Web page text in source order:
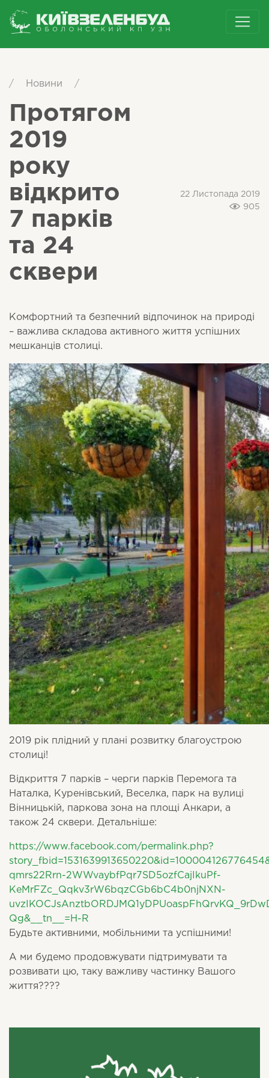
/ Новини /
Протягом
2019
року
відкрито
7 парків
та 24
сквери
22 Листопада 2019
905
Комфортний та безпечний відпочинок на природі
– важлива складова активного життя успішних
мешканців столиці.
2019 рік плідний у плані розвитку благоустрою
столиці!
Відкриття 7 парків – черги парків Перемога та
Наталка, Куренівський, Веселка, парк на вулиці
Вінницькій, паркова зона на площі Анкари, а
також 24 сквери. Детальніше:
https://www.facebook.com/permalink.php?
qmrs22Rrn-2WWvaybfPqr7SD5ozfCajIkuPf-
KeMrFZc_Qqkv3rW6bqzCGb6bC4b0njNXN-
Qg&__tn__=H-R
Будьте активними, мобільними та успішними!
А ми будемо продовжувати підтримувати та
розвивати цю, таку важливу частинку Вашого
життя??‍??